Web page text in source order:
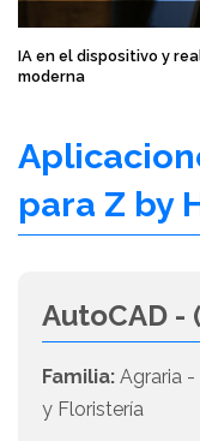
IA en el dispositivo y
moderna
para Z by
AutoCAD -
Familia: Agraria -
y Floristería